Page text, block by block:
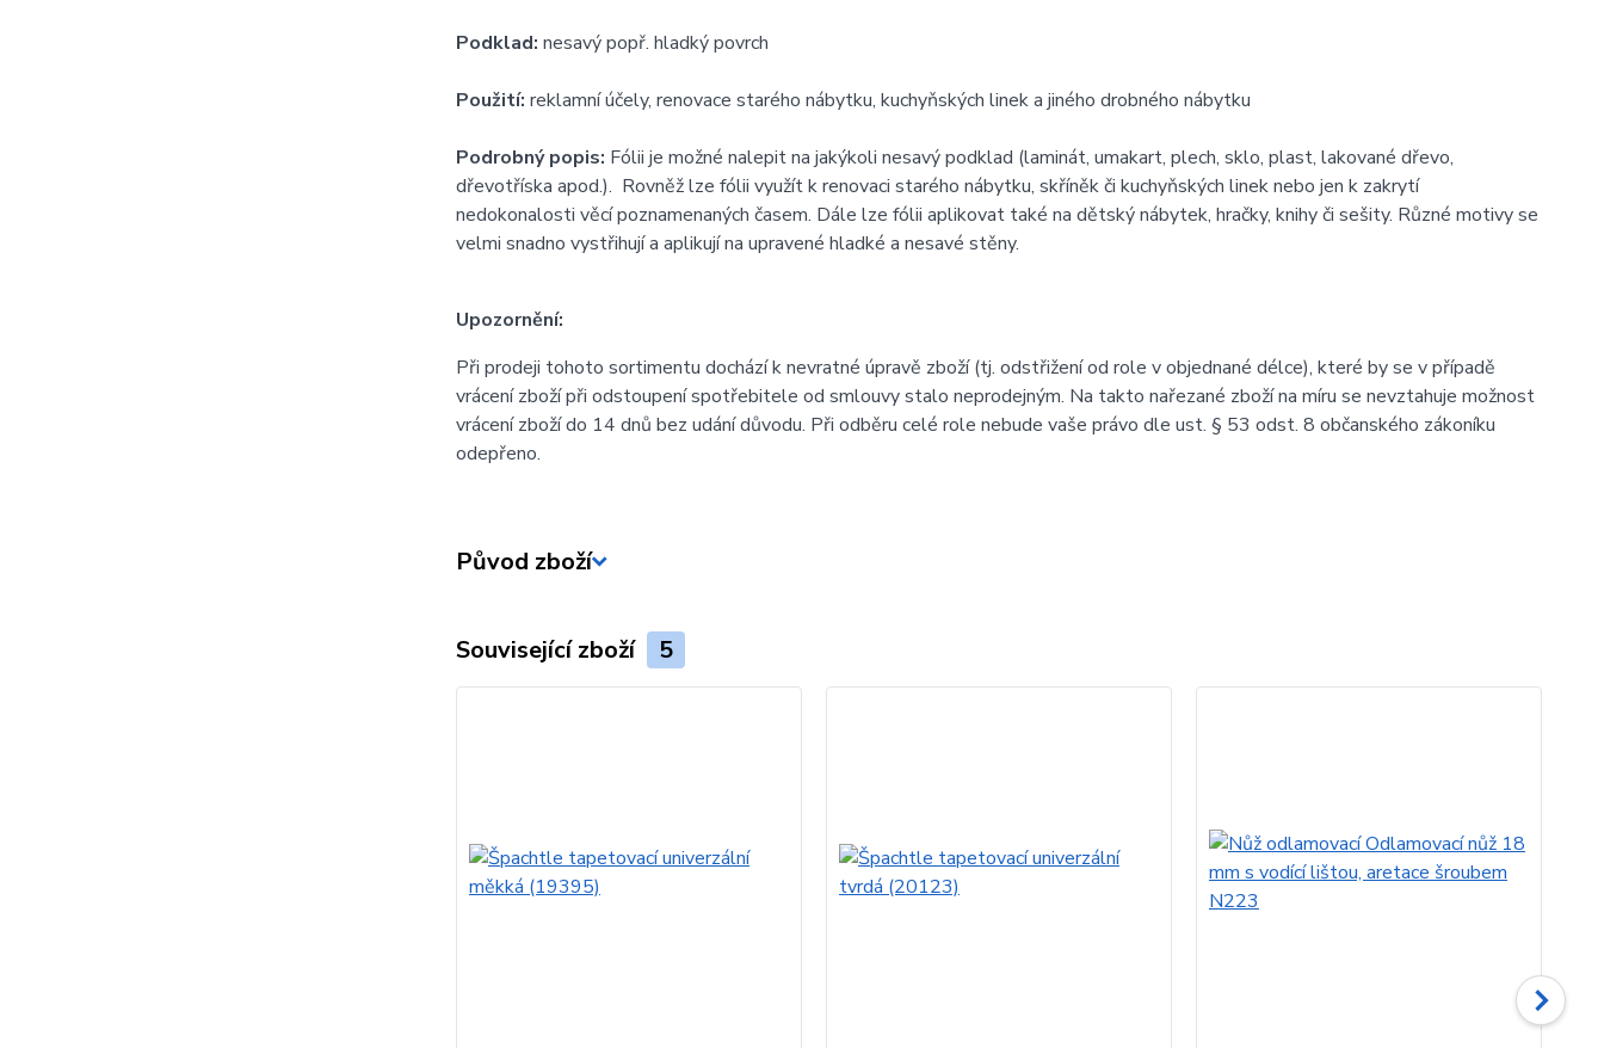
Podklad: nesavý popř. hladký povrch
Použití: reklamní účely, renovace starého nábytku, kuchyňských linek a jiného drobného nábytku
Podrobný popis: Fólii je možné nalepit na jakýkoli nesavý podklad (laminát, umakart, plech, sklo, plast, lakované dřevo,
dřevotříska apod.). Rovněž lze fólii využít k renovaci starého nábytku, skříněk či kuchyňských linek nebo jen k zakrytí
nedokonalosti věcí poznamenaných časem. Dále lze fólii aplikovat také na dětský nábytek, hračky, knihy či sešity. Různé motivy se
velmi snadno vystřihují a aplikují na upravené hladké a nesavé stěny.
Upozornění:
Při prodeji tohoto sortimentu dochází k nevratné úpravě zboží (tj. odstřižení od role v objednané délce), které by se v případě
vrácení zboží při odstoupení spotřebitele od smlouvy stalo neprodejným. Na takto nařezané zboží na míru se nevztahuje možnost
vrácení zboží do 14 dnů bez udání důvodu. Při odběru celé role nebude vaše právo dle ust. § 53 odst. 8 občanského zákoníku
odepřeno.
Původ zboží
Související zboží 5